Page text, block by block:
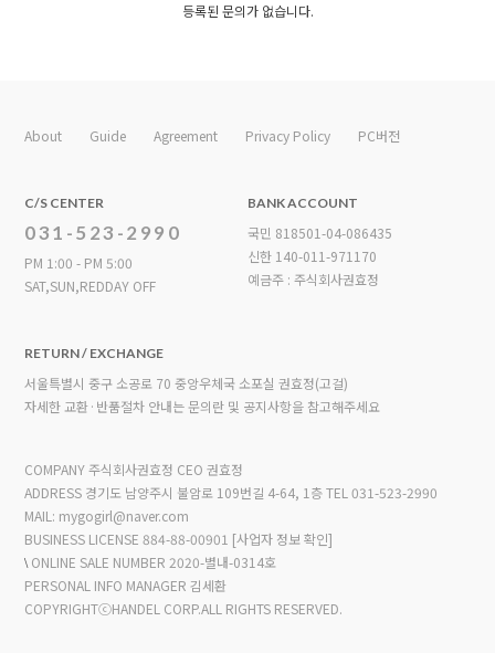
등록된 문의가 없습니다.
About Guide Agreement Privacy Policy PC버전
C/S CENTER
031-523-2990
PM 1:00 - PM 5:00
SAT,SUN,REDDAY OFF
BANK ACCOUNT
국민 818501-04-086435
신한 140-011-971170
예금주 : 주식회사권효정
RETURN / EXCHANGE
서울특별시 중구 소공로 70 중앙우체국 소포실 권효정(고걸)
자세한 교환·반품절차 안내는 문의란 및 공지사항을 참고해주세요
COMPANY 주식회사권효정 CEO 권효정
ADDRESS 경기도 남양주시 불암로 109번길 4-64, 1층TEL 031-523-2990
MAIL: mygogirl@naver.com
BUSINESS LICENSE 884-88-00901 [사업자 정보 확인]
\ ONLINE SALE NUMBER 2020-별내-0314호
PERSONAL INFO MANAGER 김세환
COPYRIGHTⓒHANDEL CORP.ALL RIGHTS RESERVED.